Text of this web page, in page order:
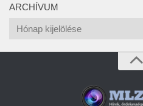
ARCHÍVUM
Archívum